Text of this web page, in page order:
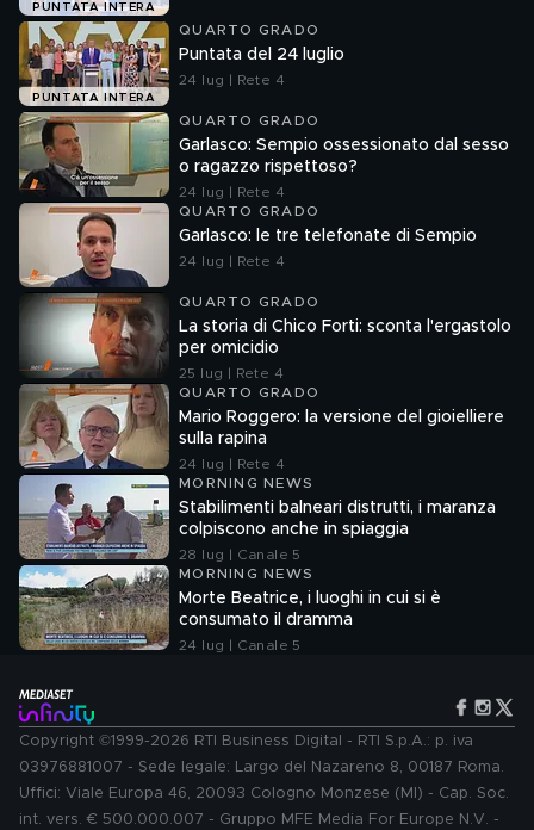
PUNTATA INTERA
PUNTATA INTERA
QUARTO GRADO
Puntata del 24 luglio
24 lug | Rete 4
QUARTO GRADO
Garlasco: Sempio ossessionato dal sesso
o ragazzo rispettoso?
24 lug | Rete 4
QUARTO GRADO
Garlasco: le tre telefonate di Sempio
24 lug | Rete 4
QUARTO GRADO
La storia di Chico Forti: sconta l'ergastolo
per omicidio
25 lug | Rete 4
QUARTO GRADO
Mario Roggero: la versione del gioielliere
sulla rapina
24 lug | Rete 4
MORNING NEWS
Stabilimenti balneari distrutti, i maranza
colpiscono anche in spiaggia
28 lug | Canale 5
MORNING NEWS
Morte Beatrice, i luoghi in cui si è
consumato il dramma
24 lug | Canale 5
Copyright ©1999-2026 RTI Business Digital - RTI S.p.A.: p. iva
03976881007 - Sede legale: Largo del Nazareno 8, 00187 Roma.
Uffici: Viale Europa 46, 20093 Cologno Monzese (MI) - Cap. Soc.
int. vers. € 500.000.007 - Gruppo MFE Media For Europe N.V. -